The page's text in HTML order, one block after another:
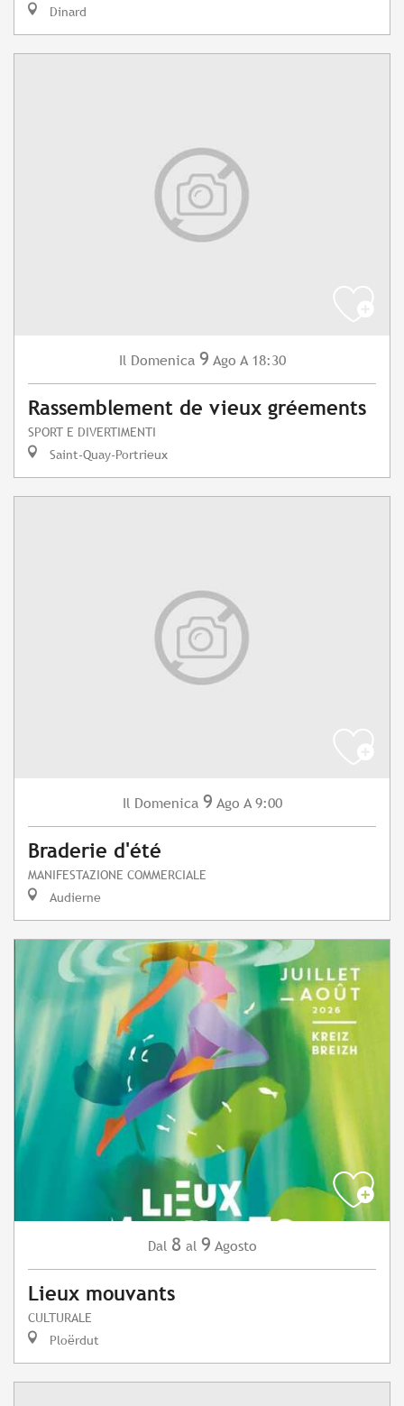
Dinard
Il Domenica 9 Ago A 18:30
Rassemblement de vieux gréements
SPORT E DIVERTIMENTI
Saint-Quay-Portrieux
Il Domenica 9 Ago A 9:00
Braderie d'été
MANIFESTAZIONE COMMERCIALE
Audierne
Dal 8 al 9 Agosto
Lieux mouvants
CULTURALE
Ploërdut